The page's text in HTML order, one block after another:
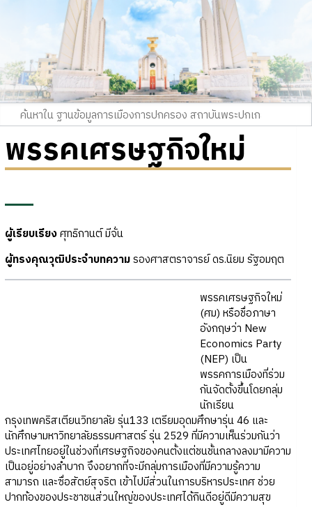
พรรคเศรษฐกิจใหม่
ผู้เรียบเรียงศุทธิกานต์ มีจั่น
ผู้ทรงคุณวุฒิประจำบทความรองศาสตราจารย์ ดร.นิยม รัฐอมฤต
พรรคเศรษฐกิจใหม่
(ศม) หรือชื่อภาษา
อังกฤษว่า New
Economics Party
(NEP) เป็น
พรรคการเมืองที่ร่วม
กันจัดตั้งขึ้นโดยกลุ่ม
นักเรียน
กรุงเทพคริสเตียนวิทยาลัย รุ่น133 เตรียมอุดมศึกษารุ่น 46 และ
นักศึกษามหาวิทยาลัยธรรมศาสตร์ รุ่น 2529 ที่มีความเห็นร่วมกันว่า
ประเทศไทยอยู่ในช่วงที่เศรษฐกิจของคนตั้งแต่ชนชั้นกลางลงมามีความ
เป็นอยู่อย่างลำบาก จึงอยากที่จะมีกลุ่มการเมืองที่มีความรู้ความ
สามารถ และซื่อสัตย์สุจริต เข้าไปมีส่วนในการบริหารประเทศ ช่วย
ปากท้องของประชาชนส่วนใหญ่ของประเทศได้กินดีอยู่ดีมีความสุข